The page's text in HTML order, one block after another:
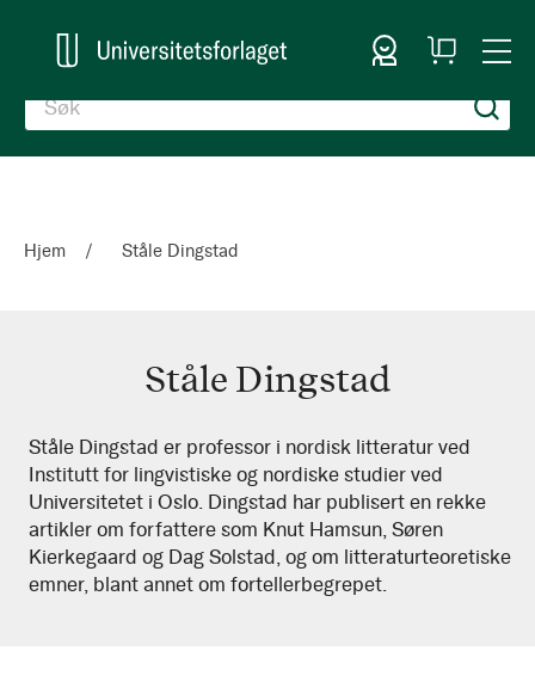
Logg inn
Handlekurv
Hjem Ståle Dingstad
Ståle Dingstad
Ståle
Dingstad
Ståle Dingstad er professor i nordisk litteratur ved
Institutt for lingvistiske og nordiske studier ved
Universitetet i Oslo. Dingstad har publisert en rekke
artikler om forfattere som Knut Hamsun, Søren
Kierkegaard og Dag Solstad, og om litteraturteoretiske
emner, blant annet om fortellerbegrepet.